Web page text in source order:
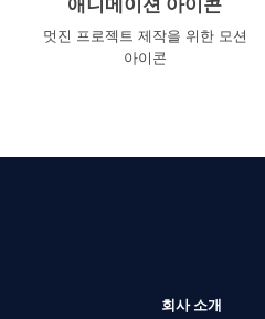
애니메이션 아이콘
멋진 프로젝트 제작을 위한 모션
아이콘
회사 소개